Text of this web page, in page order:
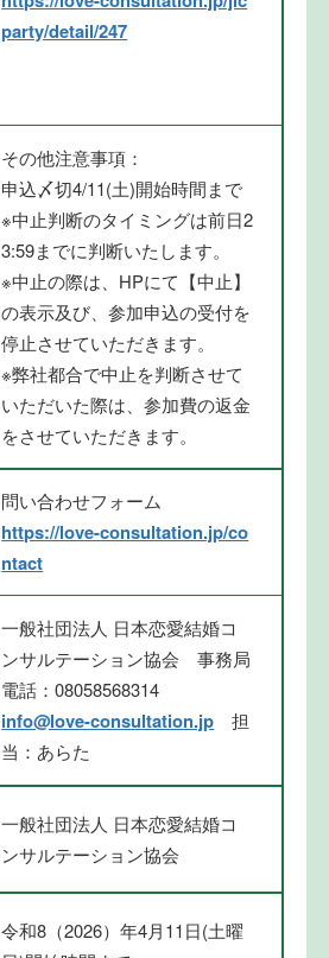
party/detail/247
その他注意事項：
申込〆切4/11(土)開始時間まで
※中止判断のタイミングは前日2
3:59までに判断いたします。
※中止の際は、HPにて【中止】
の表示及び、参加申込の受付を
停止させていただきます。
※弊社都合で中止を判断させて
いただいた際は、参加費の返金
をさせていただきます。
問い合わせフォーム
https://love-consultation.jp/co
ntact
一般社団法人 日本恋愛結婚コ
ンサルテーション協会 事務局
電話：08058568314
info@love-consultation.jp 担
当：あらた
一般社団法人 日本恋愛結婚コ
ンサルテーション協会
令和8（2026）年4月11日(土曜